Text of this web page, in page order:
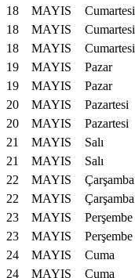
18
MAYIS Cumartesi
18
MAYIS Cumartesi
18
MAYIS Cumartesi
19
MAYIS Pazar
19
MAYIS Pazar
20
MAYIS Pazartesi
20
MAYIS Pazartesi
21
MAYIS Salı
21
MAYIS Salı
22
MAYIS Çarşamba
22
MAYIS Çarşamba
23
MAYIS Perşembe
23
MAYIS Perşembe
24
MAYIS Cuma
24
MAYIS Cuma